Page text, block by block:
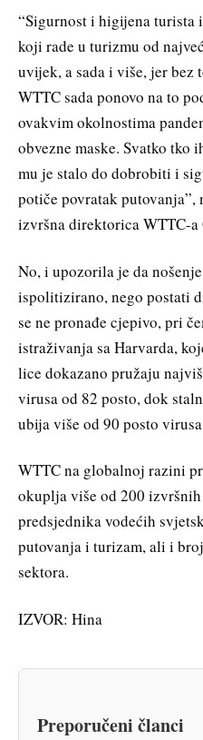
“Sigurnost i higijena
koji rade u turizmu od
uvijek, a sada i više, jer bez
WTTC sada ponovo na to
ovakvim okolnostima
obvezne maske. Svatko
mu je stalo do dobrobiti i
potiče povratak
izvršna direktorica WTTC-a
No, i upozorila je da
ispolitizirano, nego postati
se ne pronađe cjepivo, pri
istraživanja sa Harvarda,
lice dokazano pružaju
virusa od 82 posto, dok
ubija više od 90 posto
WTTC na globalnoj razini
okuplja više od 200
predsjednika vodećih
putovanja i turizam, ali i
sektora.
IZVOR: Hina
Preporučeni članci